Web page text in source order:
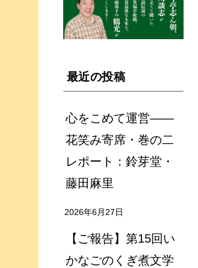
最近の投稿
心をこめて運営――
花笑み寄席・巻の二
レポート：鈴芽堂・
藤田麻里
2026年6月27日
【ご報告】第15回い
かなごのくぎ煮文学